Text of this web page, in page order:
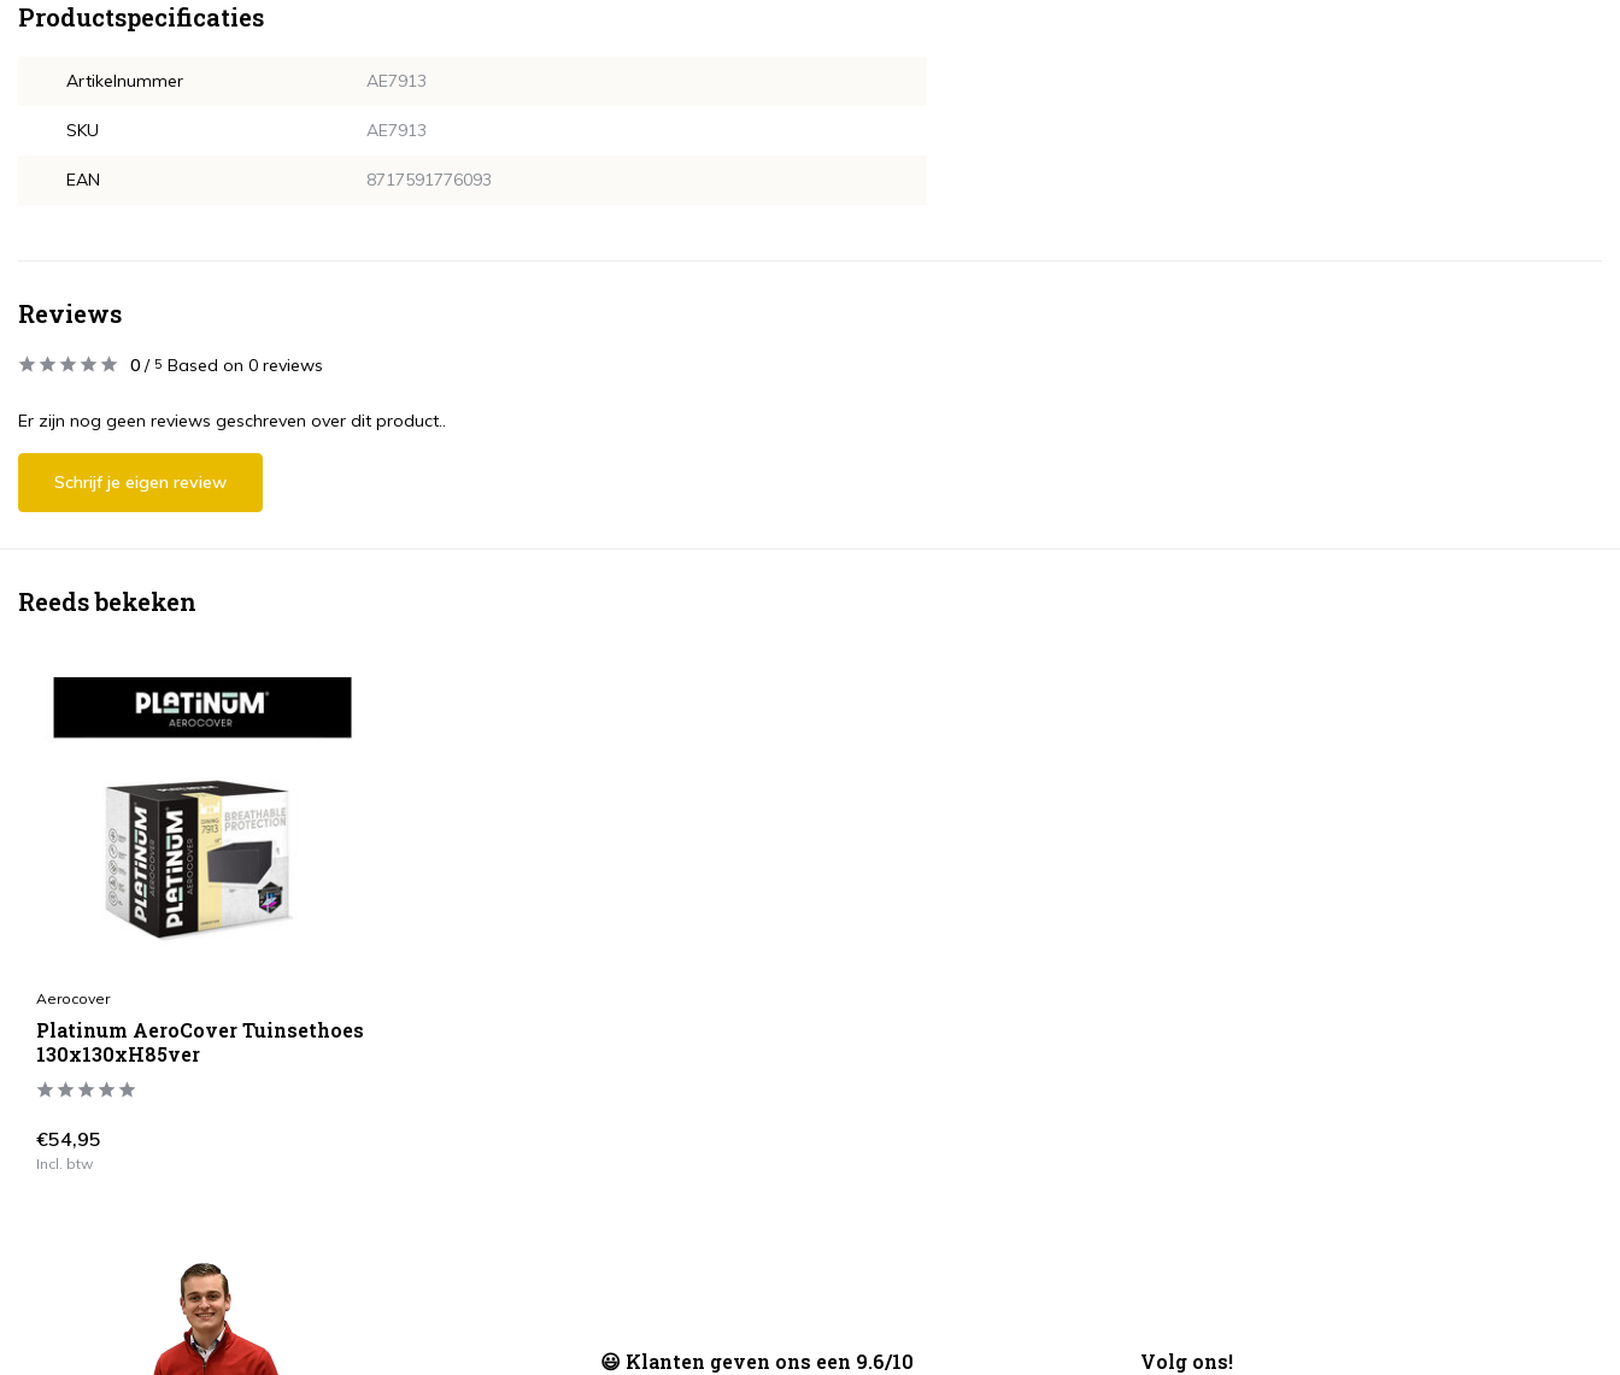
Productspecificaties
Artikelnummer AE7913
SKU AE7913
EAN 8717591776093
Reviews
0 / 5 Based on 0 reviews
Er zijn nog geen reviews geschreven over dit product..
Schrijf je eigen review
Reeds bekeken
Aerocover
Platinum AeroCover Tuinsethoes
130x130xH85ver
€54,95
Incl. btw
😃 Klanten geven ons een 9.6/10
Volg ons!